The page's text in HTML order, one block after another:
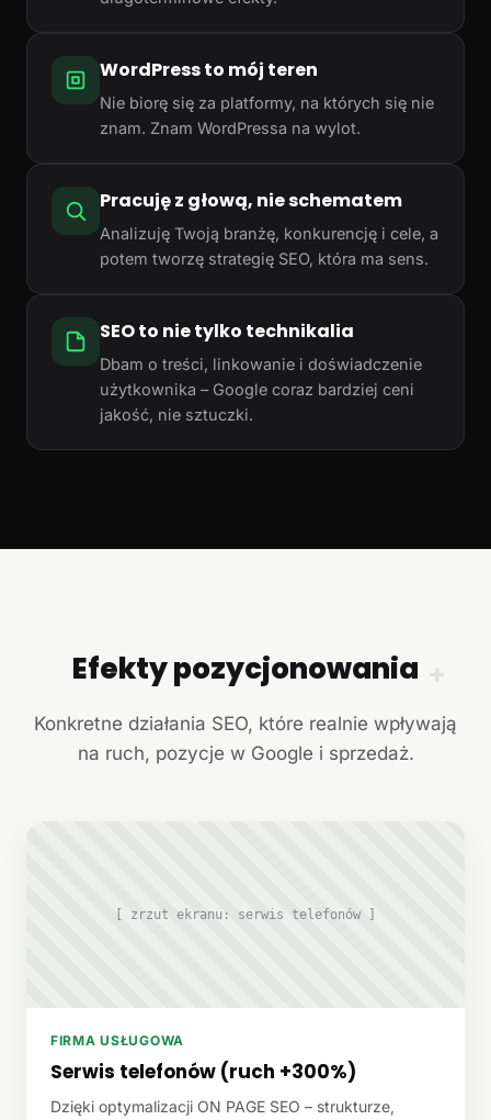
WordPress to mój teren
Nie biorę się za platformy, na których się nie
znam. Znam WordPressa na wylot.
Pracuję z głową, nie schematem
Analizuję Twoją branżę, konkurencję i cele, a
potem tworzę strategię SEO, która ma sens.
SEO to nie tylko technikalia
Dbam o treści, linkowanie i doświadczenie
użytkownika – Google coraz bardziej ceni
jakość, nie sztuczki.
+
Efekty pozycjonowania
Konkretne działania SEO, które realnie wpływają
na ruch, pozycje w Google i sprzedaż.
[ zrzut ekranu: serwis telefonów ]
FIRMA USŁUGOWA
Serwis telefonów (ruch +300%)
Dzięki optymalizacji ON PAGE SEO – strukturze,